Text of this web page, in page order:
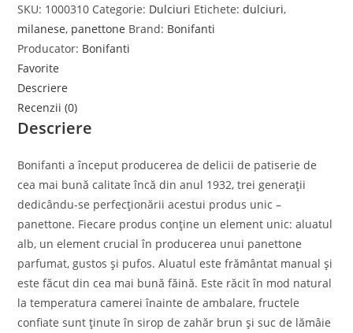
SKU: 1000310 Categorie: Dulciuri Etichete:dulciuri,
milanese, panettone Brand: Bonifanti
Producator: Bonifanti
Favorite
Descriere
Recenzii (0)
Descriere
Bonifanti a început producerea de delicii de patiserie de
cea mai bună calitate încă din anul 1932, trei generaţii
dedicându-se perfecţionării acestui produs unic –
panettone. Fiecare produs conţine un element unic: aluatul
alb, un element crucial în producerea unui panettone
parfumat, gustos şi pufos. Aluatul este frământat manual şi
este făcut din cea mai bună făină. Este răcit în mod natural
la temperatura camerei înainte de ambalare, fructele
confiate sunt ţinute în sirop de zahăr brun şi suc de lămâie